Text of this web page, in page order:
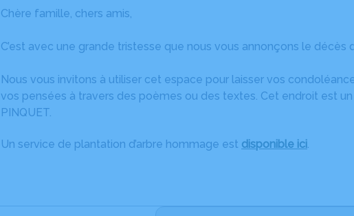
Chère famille, chers amis,
C’est avec une grande tristesse que nous vous annonçons le décès
Nous vous invitons à utiliser cet espace pour laisser vos
vos pensées à travers des poèmes ou des textes. Cet endroit est
PINQUET.
Un service de plantation d’arbre hommage est disponible ici.